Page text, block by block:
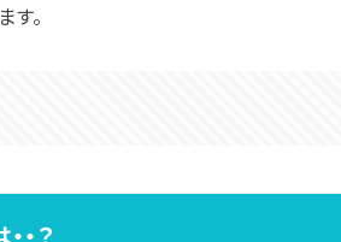
。